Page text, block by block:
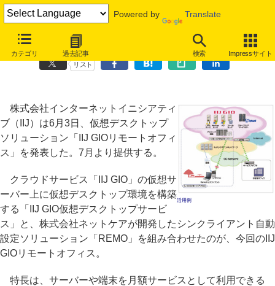
Powered by Translate
カテゴリ 過去記事 検索 Impressサイト
IIJ、シンクライアントの設定を自動化した仮想デスクトップサービス
リスト
活用例
株式会社インターネットイニシアティ
ブ（IIJ）は6月3日、仮想デスクトップ
ソリューション「IIJ GIOリモートオフィ
ス」を発表した。7月より提供する。
クラウドサービス「IIJ GIO」の仮想サ
ーバー上に仮想デスクトップ環境を構築
する「IIJ GIO仮想デスクトップサービ
ス」と、株式会社ネットケアが開発したシンクライアント自動
設定ソリューション「REMO」を組み合わせたのが、今回のIIJ
GIOリモートオフィス。
特長は、サーバーや端末を月額サービスとして利用できる